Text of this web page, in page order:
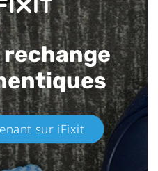
rechange
sur iFixit​